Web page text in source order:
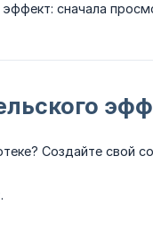
сначала
Создайте свой
.